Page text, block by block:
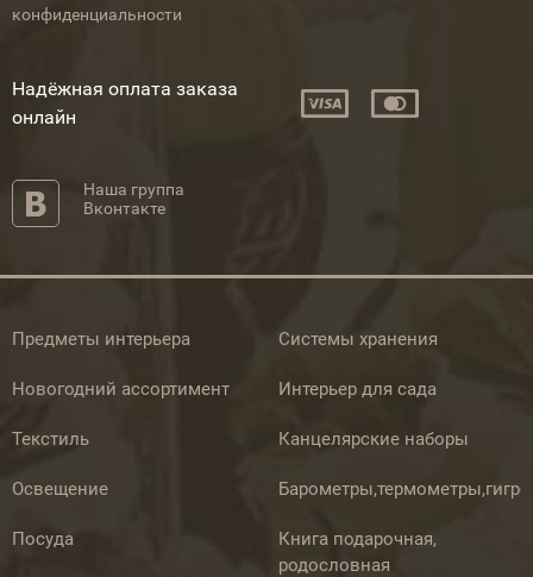
конфиденциальности
Надёжная оплата заказа
онлайн
Наша группа
Вконтакте
Предметы интерьера
Новогодний ассортимент
Текстиль
Освещение
Посуда
Системы хранения
Интерьер для сада
Канцелярские наборы
Книга подарочная,
родословная